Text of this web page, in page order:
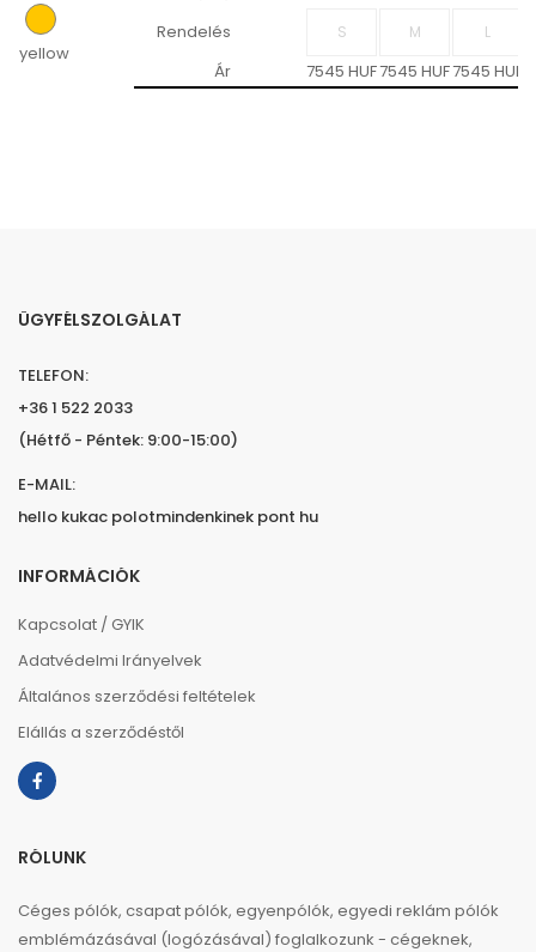
yellow
Rendelés
Ár
7545 HUF7545 HUF7545 HUF
ÜGYFÉLSZOLGÁLAT
TELEFON:
+36 1 522 2033
(Hétfő - Péntek: 9:00-15:00)
E-MAIL:
hello kukac polotmindenkinek pont hu
INFORMÁCIÓK
Kapcsolat / GYIK
Adatvédelmi Irányelvek
Általános szerződési feltételek
Elállás a szerződéstől
RÓLUNK
Céges pólók, csapat pólók, egyenpólók, egyedi reklám pólók
emblémázásával (logózásával) foglalkozunk - cégeknek,